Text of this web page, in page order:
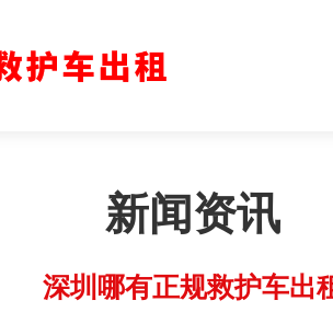
新闻资讯
深圳哪有正规救护车出